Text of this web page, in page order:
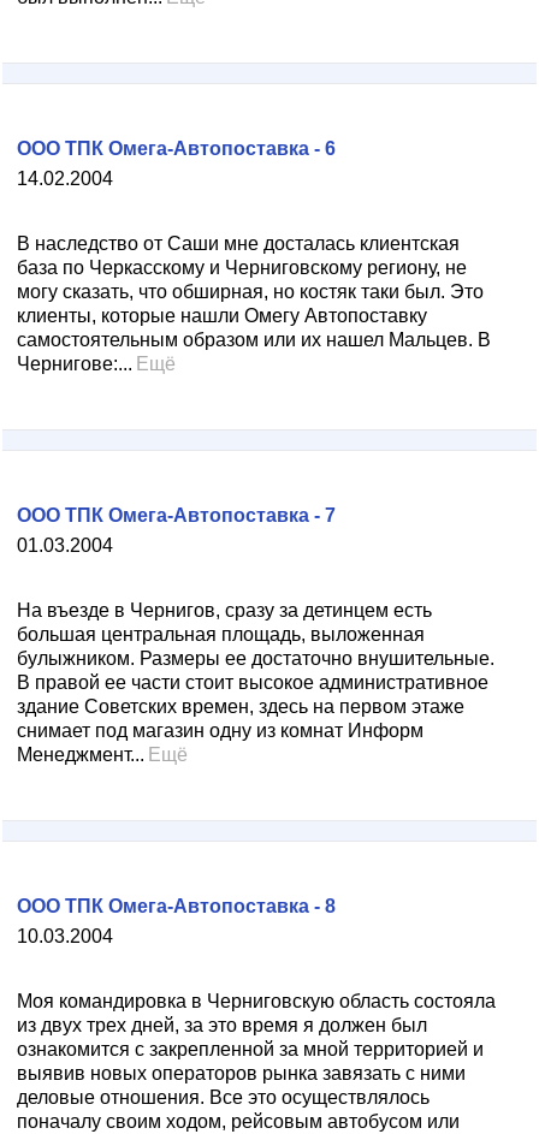
14.02.2004
ООО ТПК Омега-Автопоставка - 6
В наследство от Саши мне досталась клиентская
база по Черкасскому и Черниговскому региону, не
могу сказать, что обширная, но костяк таки был. Это
клиенты, которые нашли Омегу Автопоставку
самостоятельным образом или их нашел Мальцев. В
Чернигове:... Ещё
01.03.2004
ООО ТПК Омега-Автопоставка - 7
На въезде в Чернигов, сразу за детинцем есть
большая центральная площадь, выложенная
булыжником. Размеры ее достаточно внушительные.
В правой ее части стоит высокое административное
здание Советских времен, здесь на первом этаже
снимает под магазин одну из комнат Информ
Менеджмент... Ещё
10.03.2004
ООО ТПК Омега-Автопоставка - 8
Моя командировка в Черниговскую область состояла
из двух трех дней, за это время я должен был
ознакомится с закрепленной за мной территорией и
выявив новых операторов рынка завязать с ними
деловые отношения. Все это осуществлялось
поначалу своим ходом, рейсовым автобусом или